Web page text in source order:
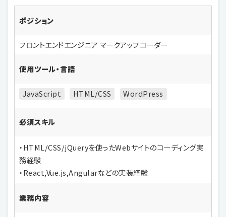
ポジション
フロントエンドエンジニア マークアップコーダー
使用ツール・言語
JavaScript HTML/CSS WordPress
必須スキル
・HTML/CSS/jQueryを使ったWebサイトのコーディング実
務経験
・React,Vue.js,Angularなどの実装経験
業務内容